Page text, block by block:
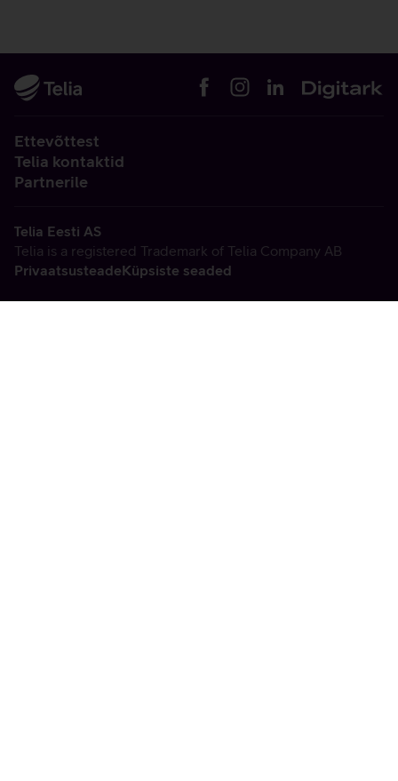
Ettevõttest
Telia kontaktid
Partnerile
Telia Eesti AS
Telia is a registered Trademark of Telia Company AB
PrivaatsusteadeKüpsiste seaded